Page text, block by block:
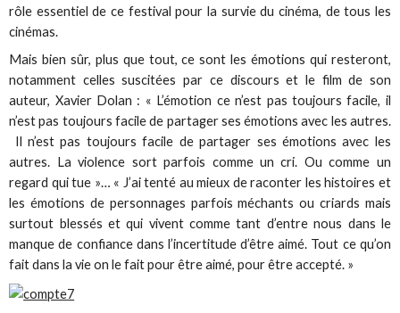
rôle essentiel de ce festival pour la survie du cinéma, de tous les
cinémas.
Mais bien sûr, plus que tout, ce sont les émotions qui resteront,
notamment celles suscitées par ce discours et le film de son
auteur, Xavier Dolan : « L’émotion ce n’est pas toujours facile, il
n’est pas toujours facile de partager ses émotions avec les autres.
Il n’est pas toujours facile de partager ses émotions avec les
autres. La violence sort parfois comme un cri. Ou comme un
regard qui tue »… « J’ai tenté au mieux de raconter les histoires et
les émotions de personnages parfois méchants ou criards mais
surtout blessés et qui vivent comme tant d’entre nous dans le
manque de confiance dans l’incertitude d’être aimé. Tout ce qu’on
fait dans la vie on le fait pour être aimé, pour être accepté. »